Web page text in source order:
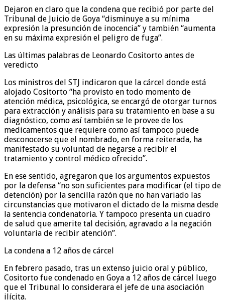
Dejaron en claro que la condena que recibió por parte del
Tribunal de Juicio de Goya “disminuye a su mínima
expresión la presunción de inocencia” y también “aumenta
en su máxima expresión el peligro de fuga”.
Las últimas palabras de Leonardo Cositorto antes de
veredicto
Los ministros del STJ indicaron que la cárcel donde está
alojado Cositorto “ha provisto en todo momento de
atención médica, psicológica, se encargó de otorgar turnos
para extracción y análisis para su tratamiento en base a su
diagnóstico, como así también se le provee de los
medicamentos que requiere como así tampoco puede
desconocerse que el nombrado, en forma reiterada, ha
manifestado su voluntad de negarse a recibir el
tratamiento y control médico ofrecido”.
En ese sentido, agregaron que los argumentos expuestos
por la defensa “no son suficientes para modificar (el tipo de
detención) por la sencilla razón que no han variado las
circunstancias que motivaron el dictado de la misma desde
la sentencia condenatoria. Y tampoco presenta un cuadro
de salud que amerite tal decisión, agravado a la negación
voluntaria de recibir atención”.
La condena a 12 años de cárcel
En febrero pasado, tras un extenso juicio oral y público,
Cositorto fue condenado en Goya a 12 años de cárcel luego
que el Tribunal lo considerara el jefe de una asociación
ilícita.